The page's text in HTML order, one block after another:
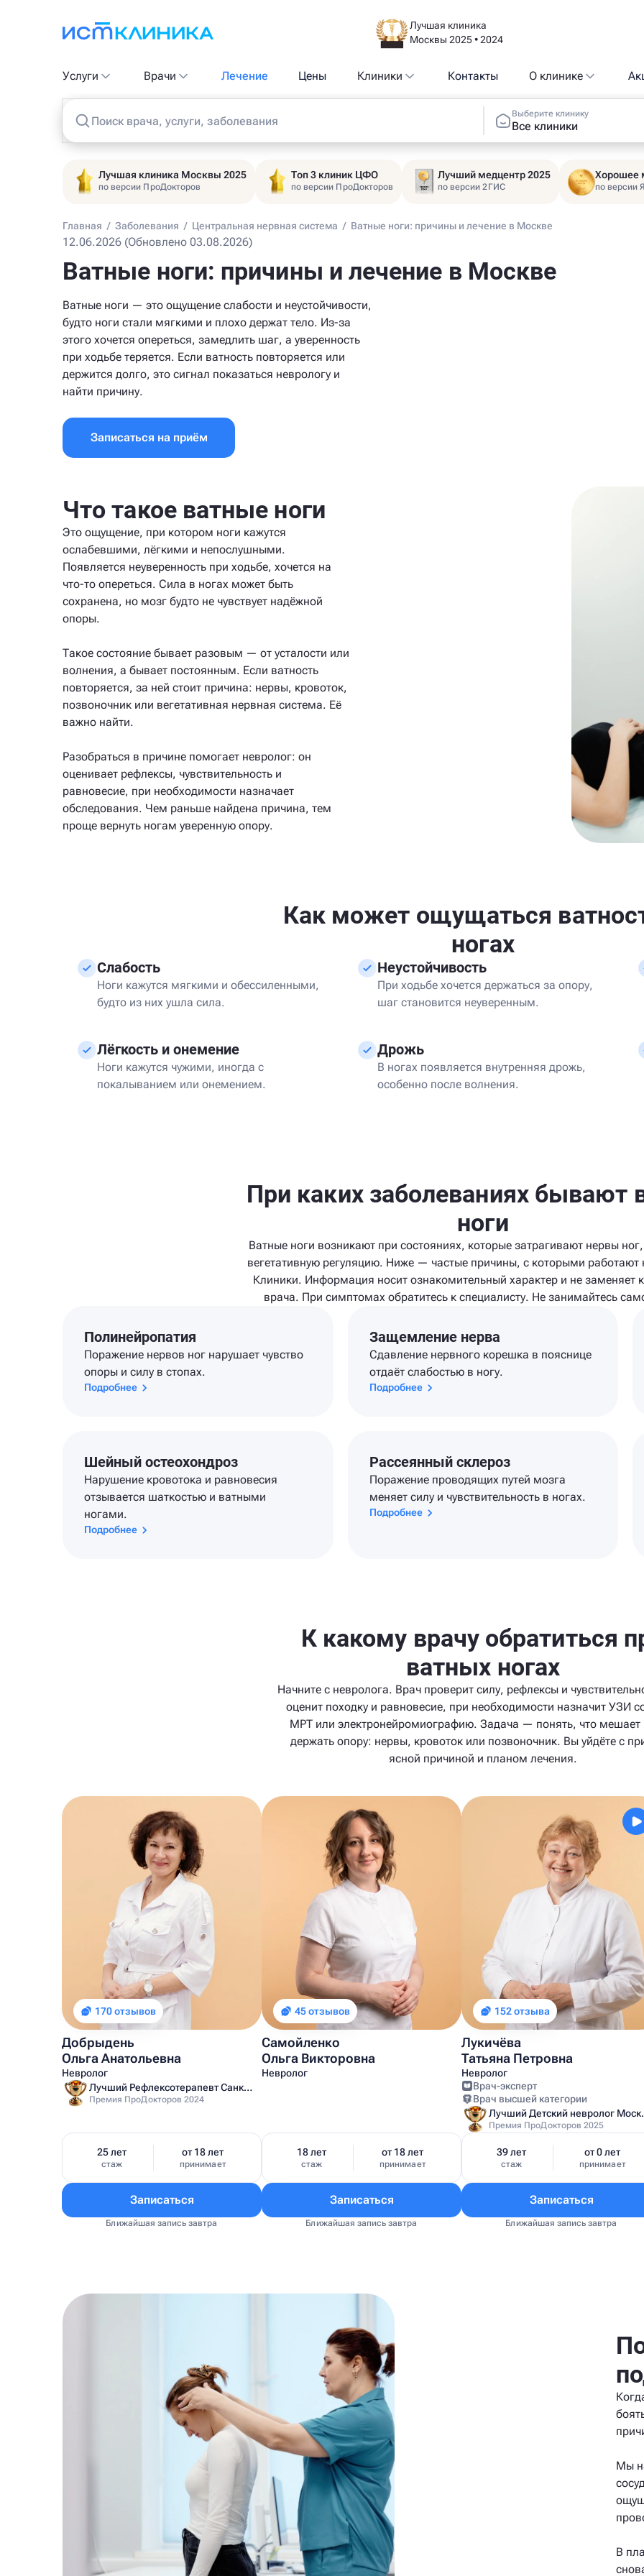
Лучшая клиника
Москвы 2025 • 2024
Услуги Врачи Лечение Цены Клиники Контакты О клинике
Поиск врача, услуги, заболевания
Выберите клинику
Все клиники
Лучшая клиника Москвы 2025
по версии ПроДокторов
Топ 3 клиник ЦФО
по версии ПроДокторов
Лучший медцентр 2025
по версии 2ГИС
Хорошее
по версии
Главная / Заболевания / Центральная нервная система / Ватные ноги: причины и лечение в Москве
12.06.2026 (Обновлено 03.08.2026)
Ватные ноги: причины и лечение в Москве
Ватные ноги — это ощущение слабости и неустойчивости,
будто ноги стали мягкими и плохо держат тело. Из-за
этого хочется опереться, замедлить шаг, а уверенность
при ходьбе теряется. Если ватность повторяется или
держится долго, это сигнал показаться неврологу и
найти причину.
Записаться на приём
Что такое ватные ноги
Это ощущение, при котором ноги кажутся
ослабевшими, лёгкими и непослушными.
Появляется неуверенность при ходьбе, хочется на
что-то опереться. Сила в ногах может быть
сохранена, но мозг будто не чувствует надёжной
опоры.
Такое состояние бывает разовым — от усталости или
волнения, а бывает постоянным. Если ватность
повторяется, за ней стоит причина: нервы, кровоток,
позвоночник или вегетативная нервная система. Её
важно найти.
Разобраться в причине помогает невролог: он
оценивает рефлексы, чувствительность и
равновесие, при необходимости назначает
обследования. Чем раньше найдена причина, тем
проще вернуть ногам уверенную опору.
Как может ощущаться
ногах
Слабость
Ноги кажутся мягкими и обессиленными,
будто из них ушла сила.
Неустойчивость
При ходьбе хочется держаться за опору,
шаг становится неуверенным.
Лёгкость и онемение
Ноги кажутся чужими, иногда с
покалыванием или онемением.
Дрожь
В ногах появляется внутренняя дрожь,
особенно после волнения.
При каких заболеваниях бывают
ноги
Ватные ноги возникают при состояниях, которые затрагивают нервы
вегетативную регуляцию. Ниже — частые причины, с которыми работают
Клиники. Информация носит ознакомительный характер и не заменяет
врача. При симптомах обратитесь к специалисту. Не занимайтесь
Полинейропатия
Поражение нервов ног нарушает чувство
опоры и силу в стопах.
Подробнее
Защемление нерва
Сдавление нервного корешка в пояснице
отдаёт слабостью в ногу.
Подробнее
Шейный остеохондроз
Нарушение кровотока и равновесия
отзывается шаткостью и ватными
ногами.
Подробнее
Рассеянный склероз
Поражение проводящих путей мозга
меняет силу и чувствительность в ногах.
Подробнее
К какому врачу обратиться
ватных ногах
Начните с невролога. Врач проверит силу, рефлексы и
оценит походку и равновесие, при необходимости назначит УЗИ
МРТ или электронейромиографию. Задача — понять, что мешает
держать опору: нервы, кровоток или позвоночник. Вы уйдёте с
ясной причиной и планом лечения.
170 отзывов
Добрыдень
Ольга Анатольевна
Невролог
Лучший Рефлексотерапевт Санкт-Петербурга
Премия ПроДокторов 2024
25 лет
стаж
от 18 лет
принимает
Записаться
Ближайшая запись завтра
45 отзывов
Самойленко
Ольга Викторовна
Невролог
18 лет
стаж
от 18 лет
принимает
Записаться
Ближайшая запись завтра
152 отзыва
Лукичёва
Татьяна Петровна
Невролог
Врач-эксперт
Врач высшей категории
Лучший
Премия ПроДокторов 2025
39 лет
стаж
от 0 лет
принимает
Записаться
Ближайшая запись завтра
Мы
В